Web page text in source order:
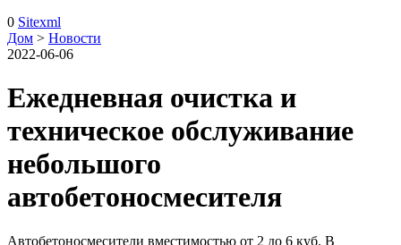
0 Sitexml
Дом > Новости
2022-06-06
Ежедневная очистка и
техническое обслуживание
небольшого
автобетоносмесителя
Автобетоносмесители вместимостью от 2 до 6 куб. В